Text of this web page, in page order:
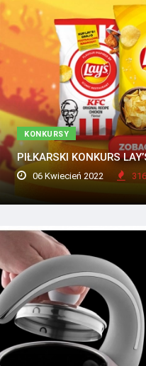
KONKURSY
PIŁKARSKI KONKURS
06 Kwiecień 2022